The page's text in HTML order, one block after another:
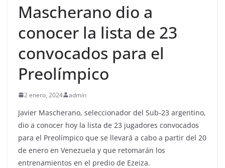
Mascherano dio a
conocer la lista de 23
convocados para el
Preolímpico
2 enero, 2024 admin
Javier Mascherano, seleccionador del Sub-23 argentino,
dio a conocer hoy la lista de 23 jugadores convocados
para el Preolímpico que se llevará a cabo a partir del 20
de enero en Venezuela y que retomarán los
entrenamientos en el predio de Ezeiza.